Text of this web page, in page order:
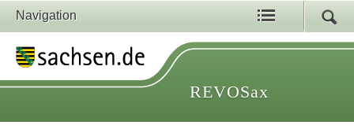
Navigation
REVOSax